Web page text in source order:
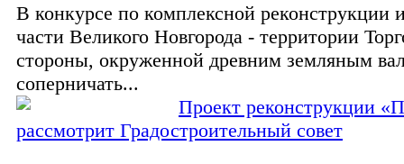
В конкурсе по комплексной реконструкции
части Великого Новгорода - территории
стороны, окруженной древним земляным
соперничать...
Проект реконструкции
рассмотрит Градостроительный совет